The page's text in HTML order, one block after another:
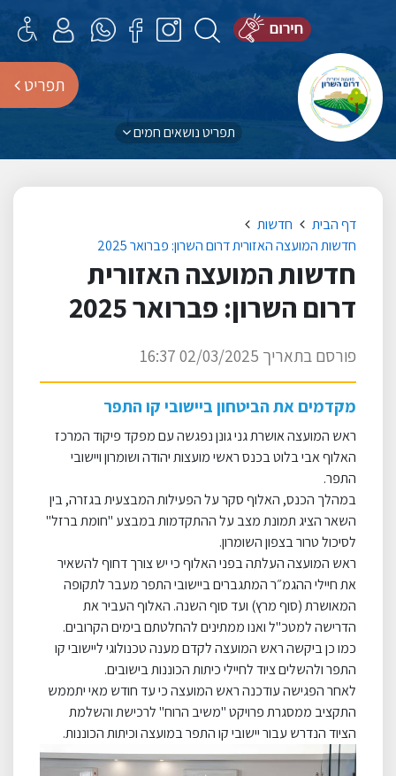
תפריט נושאים חמים
תפריט
דף הבית
חדשות
חדשות המועצה האזורית דרום השרון: פברואר 2025
חדשות המועצה האזורית
דרום השרון: פברואר 2025
פורסם בתאריך 02/03/2025 16:37
מקדמים את הביטחון ביישובי קו התפר
ראש המועצה אושרת גני גונן נפגשה עם מפקד פיקוד המרכז
האלוף אבי בלוט בכנס ראשי מועצות יהודה ושומרון ויישובי
התפר.
במהלך הכנס, האלוף סקר על הפעילות המבצעית בגזרה, בין
השאר הציג תמונת מצב על ההתקדמות במבצע "חומת ברזל"
לסיכול טרור בצפון השומרון.
ראש המועצה העלתה בפני האלוף כי יש צורך דחוף להשאיר
את חיילי ההגמ״ר המתגברים ביישובי התפר מעבר לתקופה
המאושרת (סוף מרץ) ועד סוף השנה. האלוף העביר את
הדרישה למטכ"ל ואנו ממתינים להחלטתם בימים הקרובים.
כמו כן ביקשה ראש המועצה לקדם מענה טכנולוגי ליישובי קו
התפר ולהשלים ציוד לחיילי כיתות הכוננות בישובים.
לאחר הפגישה עודכנה ראש המועצה כי עד חודש מאי יתממש
התקציב ממסגרת פרויקט "משיב הרוח" לרכישת והשלמת
הציוד הנדרש עבור יישובי קו התפר במועצה וכיתות הכוננות.